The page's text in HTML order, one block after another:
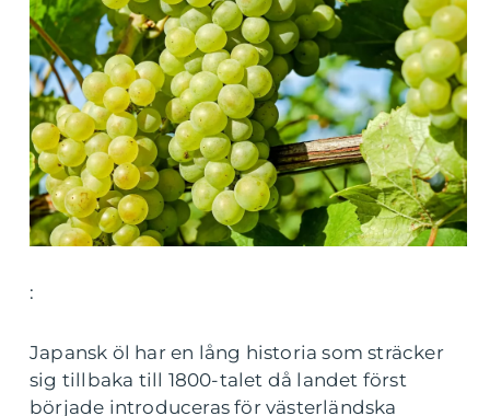
:
Japansk öl har en lång historia som sträcker
sig tillbaka till 1800-talet då landet först
började introduceras för västerländska